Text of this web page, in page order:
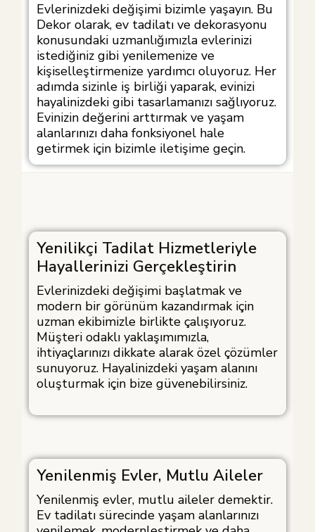
Evlerinizdeki değişimi bizimle yaşayın. Bu
Dekor olarak, ev tadilatı ve dekorasyonu
konusundaki uzmanlığımızla evlerinizi
istediğiniz gibi yenilemenize ve
kişiselleştirmenize yardımcı oluyoruz. Her
adımda sizinle iş birliği yaparak, evinizi
hayalinizdeki gibi tasarlamanızı sağlıyoruz.
Evinizin değerini arttırmak ve yaşam
alanlarınızı daha fonksiyonel hale
getirmek için bizimle iletişime geçin.
Yenilikçi Tadilat Hizmetleriyle
Hayallerinizi Gerçekleştirin
Evlerinizdeki değişimi başlatmak ve
modern bir görünüm kazandırmak için
uzman ekibimizle birlikte çalışıyoruz.
Müşteri odaklı yaklaşımımızla,
ihtiyaçlarınızı dikkate alarak özel çözümler
sunuyoruz. Hayalinizdeki yaşam alanını
oluşturmak için bize güvenebilirsiniz.
Yenilenmiş Evler, Mutlu Aileler
Yenilenmiş evler, mutlu aileler demektir.
Ev tadilatı sürecinde yaşam alanlarınızı